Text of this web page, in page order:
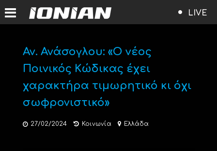
LIVE
Αν. Ανάσογλου: «Ο νέος
Ποινικός Κώδικας έχει
χαρακτήρα τιμωρητικό κι όχι
σωφρονιστικό»
27/02/2024 Κοινωνία Ελλάδα